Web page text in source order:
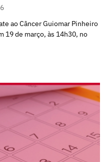
ao Câncer Guiomar Pinheiro
19 de março, às 14h30, no